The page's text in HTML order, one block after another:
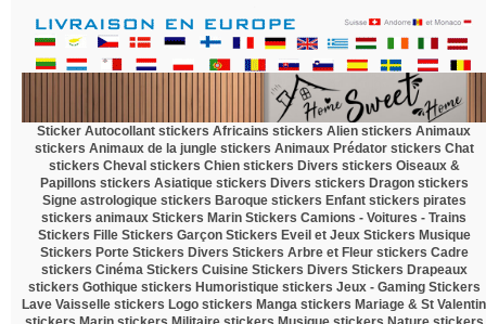
Sticker Autocollant stickers Africains stickers Alien stickers Animaux
stickers Animaux de la jungle stickers Animaux Prédator stickers Chat
stickers Cheval stickers Chien stickers Divers stickers Oiseaux &
Papillons stickers Asiatique stickers Divers stickers Dragon stickers
Signe astrologique stickers Baroque stickers Enfant stickers pirates
stickers animaux Stickers Marin Stickers Camions - Voitures - Trains
Stickers Fille Stickers Garçon Stickers Eveil et Jeux Stickers Musique
Stickers Porte Stickers Divers Stickers Arbre et Fleur stickers Cadre
stickers Cinéma Stickers Cuisine Stickers Divers Stickers Drapeaux
stickers Gothique stickers Humoristique stickers Jeux - Gaming Stickers
Lave Vaisselle stickers Logo stickers Manga stickers Mariage & St Valentin